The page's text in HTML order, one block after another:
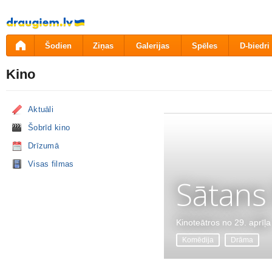
Pāriet
uz
saturu
Šodien Ziņas Galerijas Spēles D-biedri
Kino
Aktuāli
Šobrīd kino
Drīzumā
Visas filmas
Kinoteātros no 29. aprīļa
Komēdija Drāma